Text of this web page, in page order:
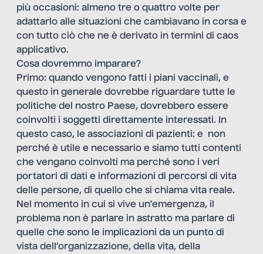
più occasioni: almeno tre o quattro volte per
adattarlo alle situazioni che cambiavano in corsa e
con tutto ciò che ne è derivato in termini di caos
applicativo.
Cosa dovremmo imparare?
Primo: quando vengono fatti i piani vaccinali, e
questo in generale dovrebbe riguardare tutte le
politiche del nostro Paese, dovrebbero essere
coinvolti i soggetti direttamente interessati. In
questo caso, le associazioni di pazienti: e non
perché è utile e necessario e siamo tutti contenti
che vengano coinvolti ma perché sono i veri
portatori di dati e informazioni di percorsi di vita
delle persone, di quello che si chiama vita reale.
Nel momento in cui si vive un’emergenza, il
problema non è parlare in astratto ma parlare di
quelle che sono le implicazioni da un punto di
vista dell’organizzazione, della vita, della